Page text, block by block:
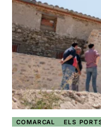
COMARCAL ELS